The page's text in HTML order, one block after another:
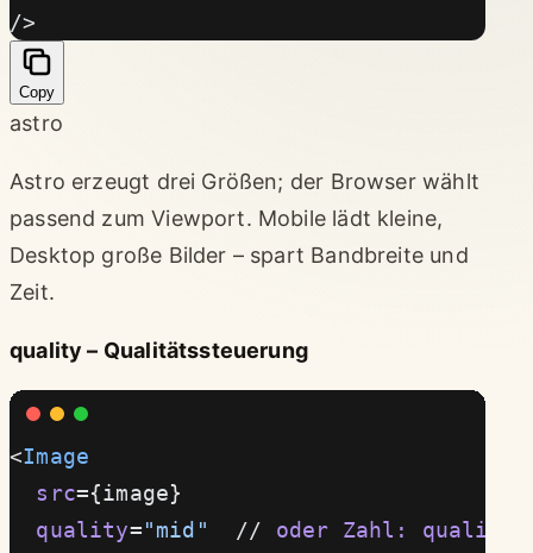
/>
Copy
astro
Astro erzeugt drei Größen; der Browser wählt
passend zum Viewport. Mobile lädt kleine,
Desktop große Bilder – spart Bandbreite und
Zeit.
quality – Qualitätssteuerung
<Image
  src
={image}
  quality
="mid"
  //
oder Zahl: quality